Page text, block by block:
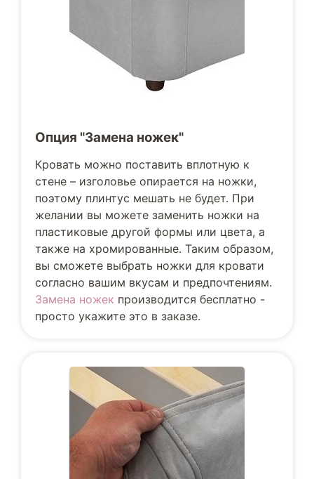
Опция "Замена ножек"
Кровать можно поставить вплотную к
стене – изголовье опирается на ножки,
поэтому плинтус мешать не будет. При
желании вы можете заменить ножки на
пластиковые другой формы или цвета, а
также на хромированные. Таким образом,
вы сможете выбрать ножки для кровати
согласно вашим вкусам и предпочтениям.
Замена ножек производится бесплатно -
просто укажите это в заказе.